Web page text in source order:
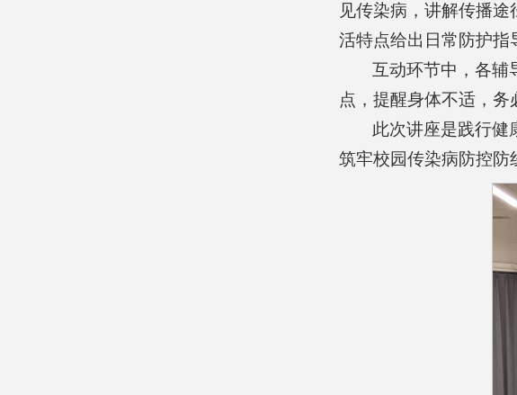
见传染病，讲解传播
活特点给出日常防护指
互动环节中，各辅
点，提醒身体不适，务
此次讲座是践行健
筑牢校园传染病防控防